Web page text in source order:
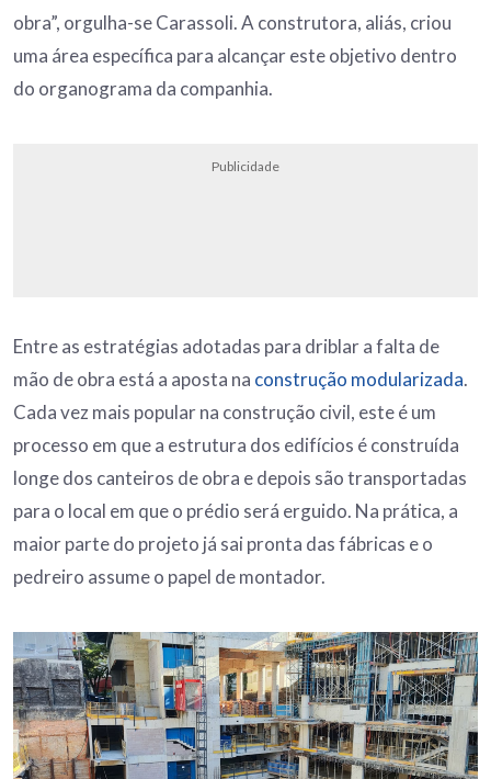
obra”, orgulha-se Carassoli. A construtora, aliás, criou
uma área específica para alcançar este objetivo dentro
do organograma da companhia.
Publicidade
Entre as estratégias adotadas para driblar a falta de
mão de obra está a aposta na construção modularizada.
Cada vez mais popular na construção civil, este é um
processo em que a estrutura dos edifícios é construída
longe dos canteiros de obra e depois são transportadas
para o local em que o prédio será erguido. Na prática, a
maior parte do projeto já sai pronta das fábricas e o
pedreiro assume o papel de montador.